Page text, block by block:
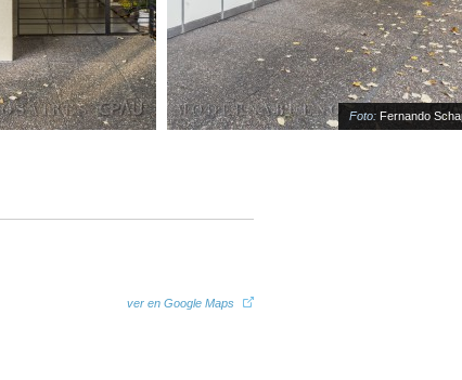
Foto:Fernando Schapo
ver en Google Maps